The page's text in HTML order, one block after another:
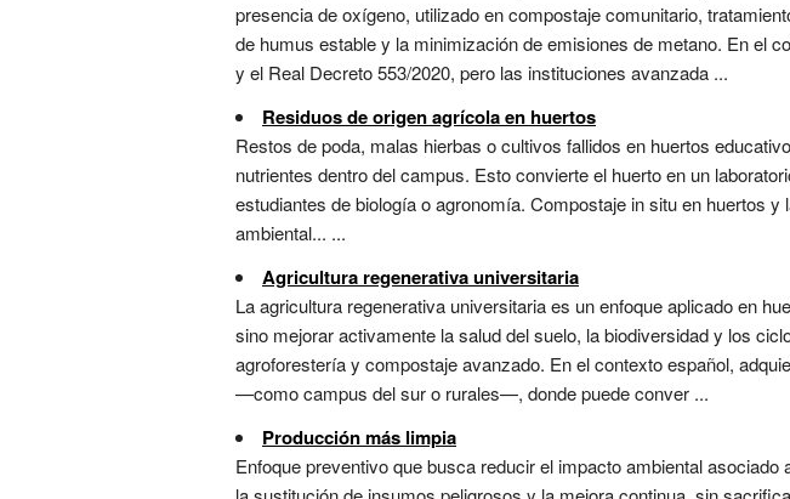
presencia de oxígeno, utilizado en compostaje comunitario,
de humus estable y la minimización de emisiones de metano. En el
y el Real Decreto 553/2020, pero las instituciones avanzada ...
Residuos de origen agrícola en huertos
Restos de poda, malas hierbas o cultivos fallidos en huertos
nutrientes dentro del campus. Esto convierte el huerto en un
estudiantes de biología o agronomía. Compostaje in situ en huertos
ambiental... ...
Agricultura regenerativa universitaria
La agricultura regenerativa universitaria es un enfoque aplicado en
sino mejorar activamente la salud del suelo, la biodiversidad y los
agroforestería y compostaje avanzado. En el contexto español,
—como campus del sur o rurales—, donde puede conver ...
Producción más limpia
Enfoque preventivo que busca reducir el impacto ambiental